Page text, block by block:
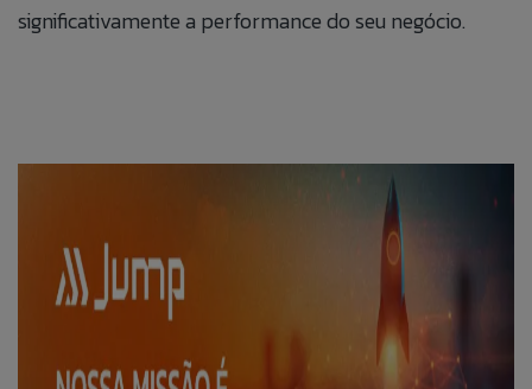
significativamente a performance do seu negócio.